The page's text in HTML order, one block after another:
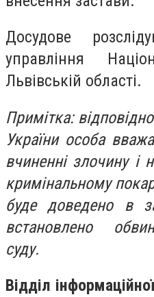
Досудове
управління
Львівській області.
Примітка:
України особа
вчиненні злочину і
кримінальному
буде доведено в
встановлено
суду.
Відділ